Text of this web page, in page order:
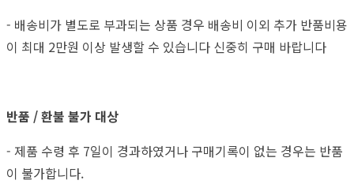
- 배송비가 별도로 부과되는 상품 경우 배송비 이외 추가 반품비용
이 최대 2만원 이상 발생할 수 있습니다 신중히 구매 바랍니다
반품 / 환불 불가 대상
- 제품 수령 후 7일이 경과하였거나 구매기록이 없는 경우는 반품
이 불가합니다.